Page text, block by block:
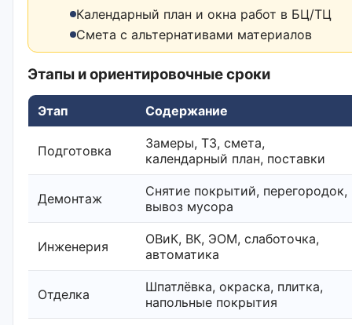
Календарный план и окна работ в БЦ/ТЦ
Смета с альтернативами материалов
Этапы и ориентировочные сроки
Этап Содержание
Подготовка
Замеры, ТЗ, смета,
календарный план, поставки
Демонтаж
Снятие покрытий, перегородок,
вывоз мусора
Инженерия
ОВиК, ВК, ЭОМ, слаботочка,
автоматика
Отделка
Шпатлёвка, окраска, плитка,
напольные покрытия